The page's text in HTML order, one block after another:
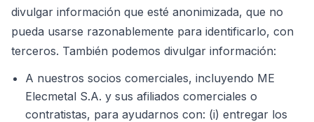
divulgar información que esté anonimizada, que no
pueda usarse razonablemente para identificarlo, con
terceros. También podemos divulgar información:
A nuestros socios comerciales, incluyendo ME
Elecmetal S.A. y sus afiliados comerciales o
contratistas, para ayudarnos con: (i) entregar los